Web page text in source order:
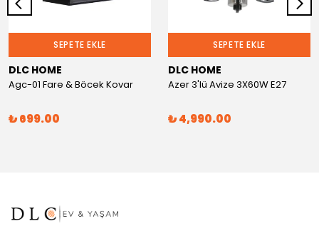
SEPETE EKLE
DLC HOME
Agc-01 Fare & Böcek Kovar
₺ 699.00
SEPETE EKLE
DLC HOME
Azer 3'lü Avize 3X60W E27
₺ 4,990.00